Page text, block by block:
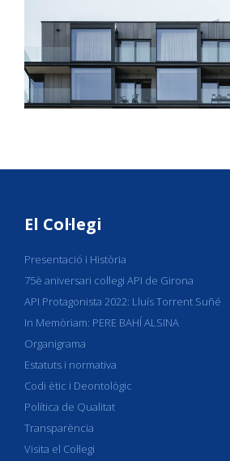
El Col·legi
Presentació i Història
75è aniversari col·legi API de Girona
API Protagonista 2022: Lluís Torrent Suñé
In Memòriam: PERE BAHÍ ALSINA
Organigrama
Estatuts i normativa
Codi ètic i Deontològic
Política de Qualitat
Transparència
Visita el Col·legi